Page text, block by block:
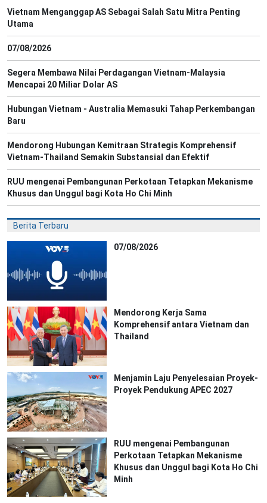
Vietnam Menganggap AS Sebagai Salah Satu Mitra Penting
Utama
07/08/2026
Segera Membawa Nilai Perdagangan Vietnam-Malaysia
Mencapai 20 Miliar Dolar AS
Hubungan Vietnam - Australia Memasuki Tahap Perkembangan
Baru
Mendorong Hubungan Kemitraan Strategis Komprehensif
Vietnam-Thailand Semakin Substansial dan Efektif
RUU mengenai Pembangunan Perkotaan Tetapkan Mekanisme
Khusus dan Unggul bagi Kota Ho Chi Minh
Berita Terbaru
07/08/2026
Mendorong Kerja Sama
Komprehensif antara Vietnam dan
Thailand
Menjamin Laju Penyelesaian Proyek-
Proyek Pendukung APEC 2027
RUU mengenai Pembangunan
Perkotaan Tetapkan Mekanisme
Khusus dan Unggul bagi Kota Ho Chi
Minh